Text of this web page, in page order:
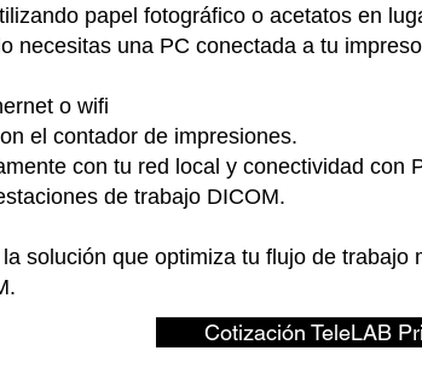
papel fotográfico o acetatos en
necesitas una PC conectada a tu
o wifi
el contador de impresiones.
con tu red local y conectividad con
de trabajo DICOM.
solución que optimiza tu flujo de trabajo
Cotización TeleLAB